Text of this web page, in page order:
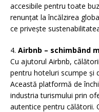
accesibile pentru toate
renunțat la încălzirea
ce privește
4. Airbnb – schimbând
Cu ajutorul Airbnb,
pentru hoteluri scumpe și
Această platformă de
industria turismului prin
autentice pentru călătorii.